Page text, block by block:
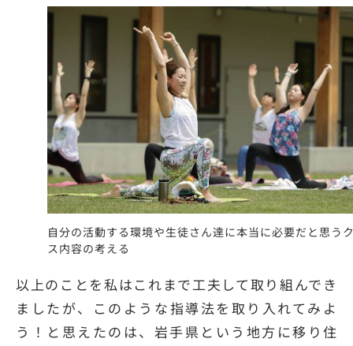
自分の活動する環境や生徒さん達に本当に必要だと思う
ス内容の考える
以上のことを私はこれまで工夫して取り組んでき
ましたが、このような指導法を取り入れてみよ
う！と思えたのは、岩手県という地方に移り住